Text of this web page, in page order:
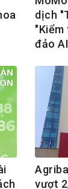
dịch
đảo AI
vượt